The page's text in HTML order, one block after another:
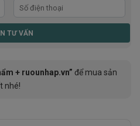
+ ruounhap.vn” để mua sản
nhé!